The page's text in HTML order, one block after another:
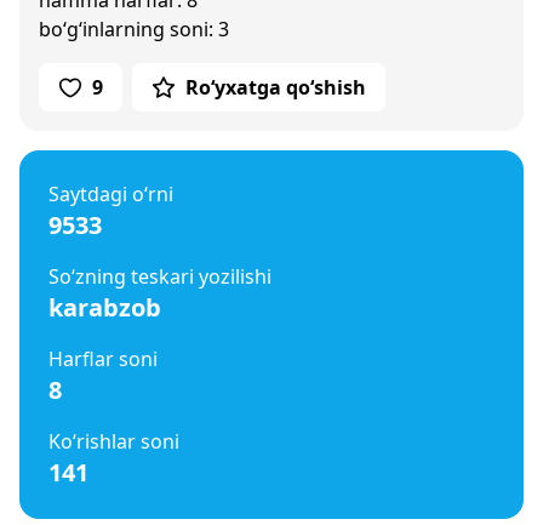
bo‘g‘inlarning soni: 3
9 Ro‘yxatga qo‘shish
Saytdagi o‘rni
9533
So‘zning teskari yozilishi
karabzob
Harflar soni
8
Ko‘rishlar soni
141